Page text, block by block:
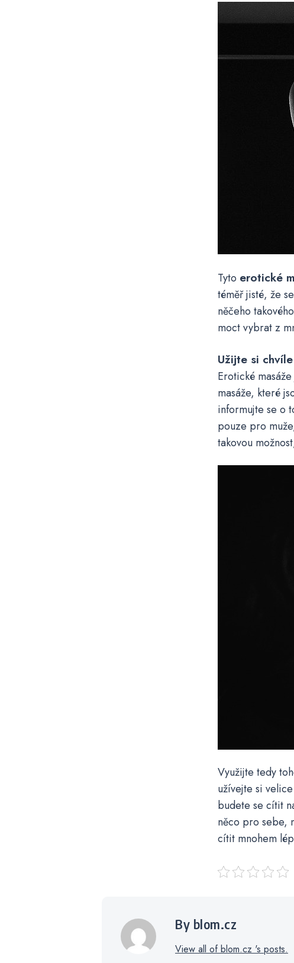
Tyto erotické
téměř jisté, že
něčeho
moct vybrat z
Užijte si
Erotické
masáže, které
informujte se o
pouze pro
takovou
Využijte tedy
užívejte si
budete se cítit
něco pro sebe,
cítit mnohem
By blom.cz
View all of blom.cz 's posts.